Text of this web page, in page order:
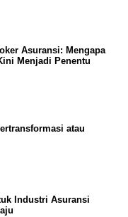
Asuransi: Mengapa
Menjadi Penentu
atau
Industri Asuransi